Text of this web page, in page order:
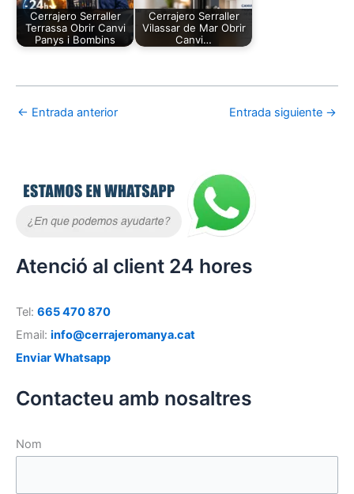
Cerrajero Serraller
Terrassa Obrir Canvi
Panys i Bombins
Cerrajero Serraller
Vilassar de Mar Obrir
Canvi…
← Entrada anterior Entrada siguiente →
Atenció al client 24 hores
Tel: 665 470 870
Email: info@cerrajeromanya.cat
Enviar Whatsapp
Contacteu amb nosaltres
Nom